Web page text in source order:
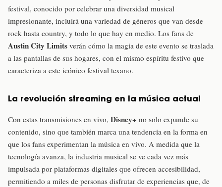
festival, conocido por celebrar una diversidad musical
impresionante, incluirá una variedad de géneros que van desde
rock hasta country, y todo lo que hay en medio. Los fans de
Austin City Limits verán cómo la magia de este evento se traslada
a las pantallas de sus hogares, con el mismo espíritu festivo que
caracteriza a este icónico festival texano.
La revolución streaming en la música actual
Con estas transmisiones en vivo, Disney+ no solo expande su
contenido, sino que también marca una tendencia en la forma en
que los fans experimentan la música en vivo. A medida que la
tecnología avanza, la industria musical se ve cada vez más
impulsada por plataformas digitales que ofrecen accesibilidad,
permitiendo a miles de personas disfrutar de experiencias que, de